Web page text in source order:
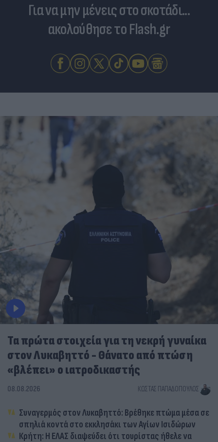
Για να μην μένεις στο σκοτάδι...
ακολούθησε το Flash.gr
Τα πρώτα στοιχεία για τη νεκρή γυναίκα
στον Λυκαβηττό - Θάνατο από πτώση
«βλέπει» ο ιατροδικαστής
08.08.2026 ΚΏΣΤΑΣ ΠΑΠΑΔΌΠΟΥΛΟΣ
Συναγερμός στον Λυκαβηττό: Βρέθηκε πτώμα μέσα σε
σπηλιά κοντά στο εκκλησάκι των Αγίων Ισιδώρων
Κρήτη: Η ΕΛΑΣ διαψεύδει ότι τουρίστας ήθελε να